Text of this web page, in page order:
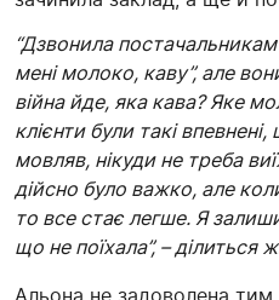
“Дзвонила постачальникам
мені молоко, каву”, але
війна йде, яка кава? Яке
клієнти були такі
мовляв, нікуди не треба
дійсно було важко, але
то все стає легше. Я
що не поїхала”, – ділиться